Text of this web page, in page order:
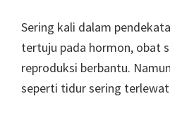
Sering kali dalam
tertuju pada hormon, obat
reproduksi berbantu.
seperti tidur sering